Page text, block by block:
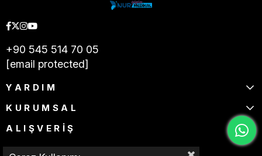
+90 545 514 70 05
[email protected]
YARDIM
KURUMSAL
ALIŞVERİŞ